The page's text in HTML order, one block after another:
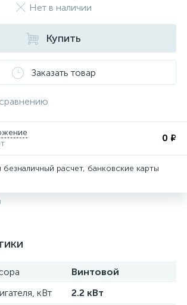
Нет в наличии
Купить
Заказать товар
0 ₽
расчет, банковские карты
Винтовой
кВт
2.2 кВт